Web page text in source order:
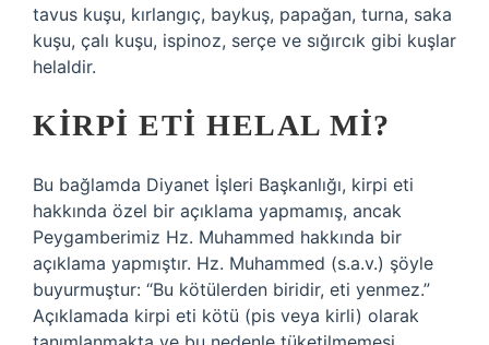
tavus kuşu, kırlangıç, baykuş, papağan, turna, saka
kuşu, çalı kuşu, ispinoz, serçe ve sığırcık gibi kuşlar
helaldir.
KIRPI ETI HELAL MI?
Bu bağlamda Diyanet İşleri Başkanlığı, kirpi eti
hakkında özel bir açıklama yapmamış, ancak
Peygamberimiz Hz. Muhammed hakkında bir
açıklama yapmıştır. Hz. Muhammed (s.a.v.) şöyle
buyurmuştur: “Bu kötülerden biridir, eti yenmez.”
Açıklamada kirpi eti kötü (pis veya kirli) olarak